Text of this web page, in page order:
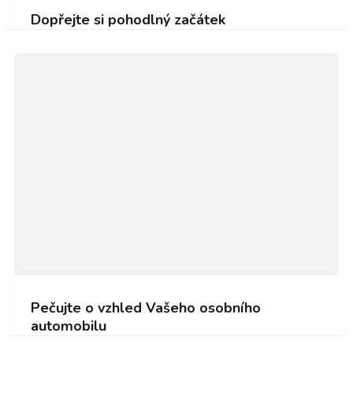
Dopřejte si pohodlný začátek
Pečujte o vzhled Vašeho osobního
automobilu